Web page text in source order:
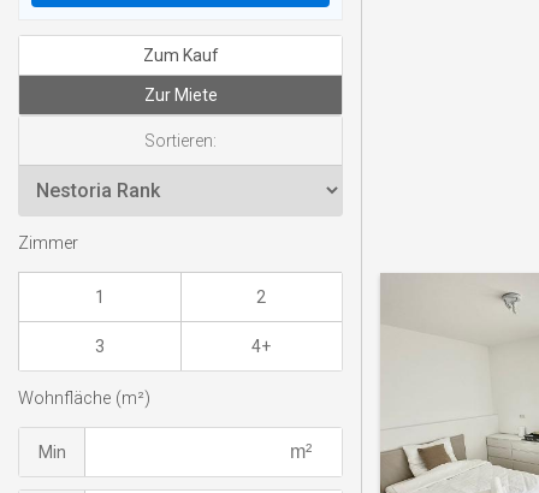
Zum Kauf
Zur Miete
Sortieren:
Zimmer
1 2
3 4+
Wohnfläche (m²)
Min